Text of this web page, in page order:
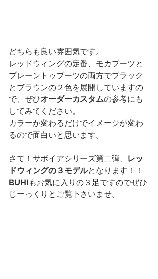
どちらも良い雰囲気です。
レッドウィングの定番、モカブーツと
プレーントゥブーツの両方でブラック
とブラウンの２色を展開していますの
で、ぜひオーダーカスタムの参考にも
してみてください。
カラーが変わるだけでイメージが変わ
るので面白いと思います。
さて！サボイアシリーズ第二弾、
レッ
ドウィングの３モデルとなります！！
BUHI もお気に入りの３足ですのでぜひ
じーっくりとご覧下さいませ。